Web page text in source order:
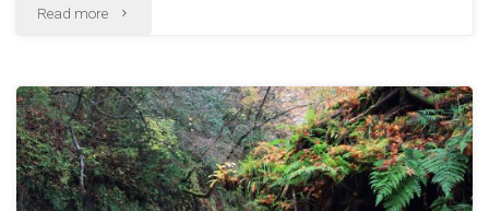
景"
Read more "雨
館
山
駅